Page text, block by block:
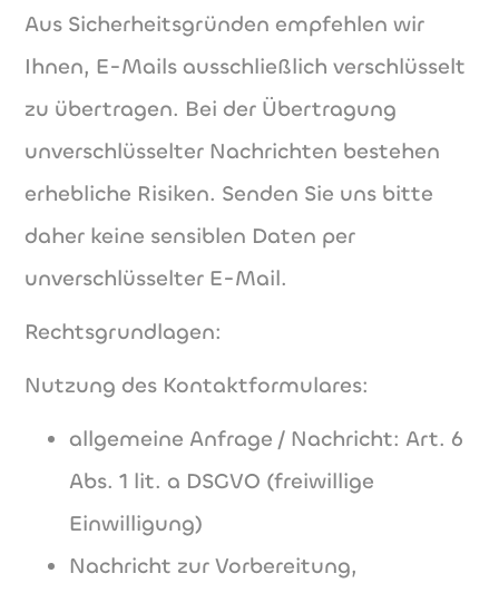
Aus Sicherheitsgründen empfehlen wir
Ihnen, E-Mails ausschließlich verschlüsselt
zu übertragen. Bei der Übertragung
unverschlüsselter Nachrichten bestehen
erhebliche Risiken. Senden Sie uns bitte
daher keine sensiblen Daten per
unverschlüsselter E-Mail.
Rechtsgrundlagen:
Nutzung des Kontaktformulares:
allgemeine Anfrage / Nachricht: Art. 6
Abs. 1 lit. a DSGVO (freiwillige
Einwilligung)
Nachricht zur Vorbereitung,